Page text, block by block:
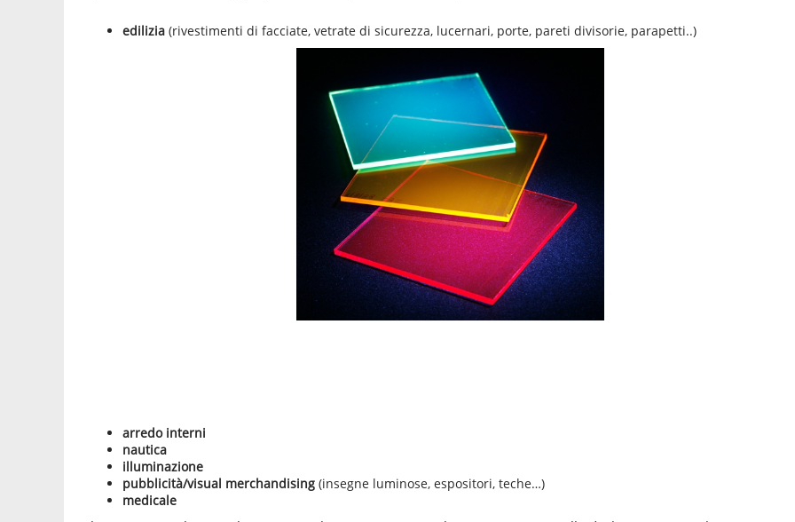
edilizia (rivestimenti di facciate, vetrate di sicurezza, lucernari, porte, pareti divisorie, parapetti..)
arredo interni
nautica
illuminazione
pubblicità/visual merchandising (insegne luminose, espositori, teche…)
medicale